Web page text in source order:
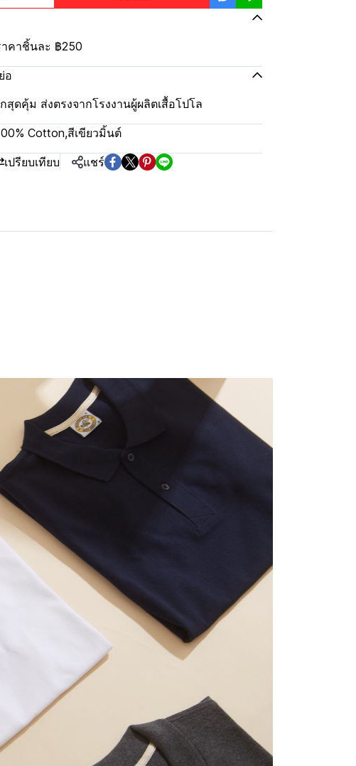
คาชิ้นละ ฿250
อ
สุดคุ้ม ส่งตรงจากโรงงานผู้ผลิตเสื้อโปโล
Cotton,สีเขียวมิ้นต์
เปรียบเทียบ แชร์